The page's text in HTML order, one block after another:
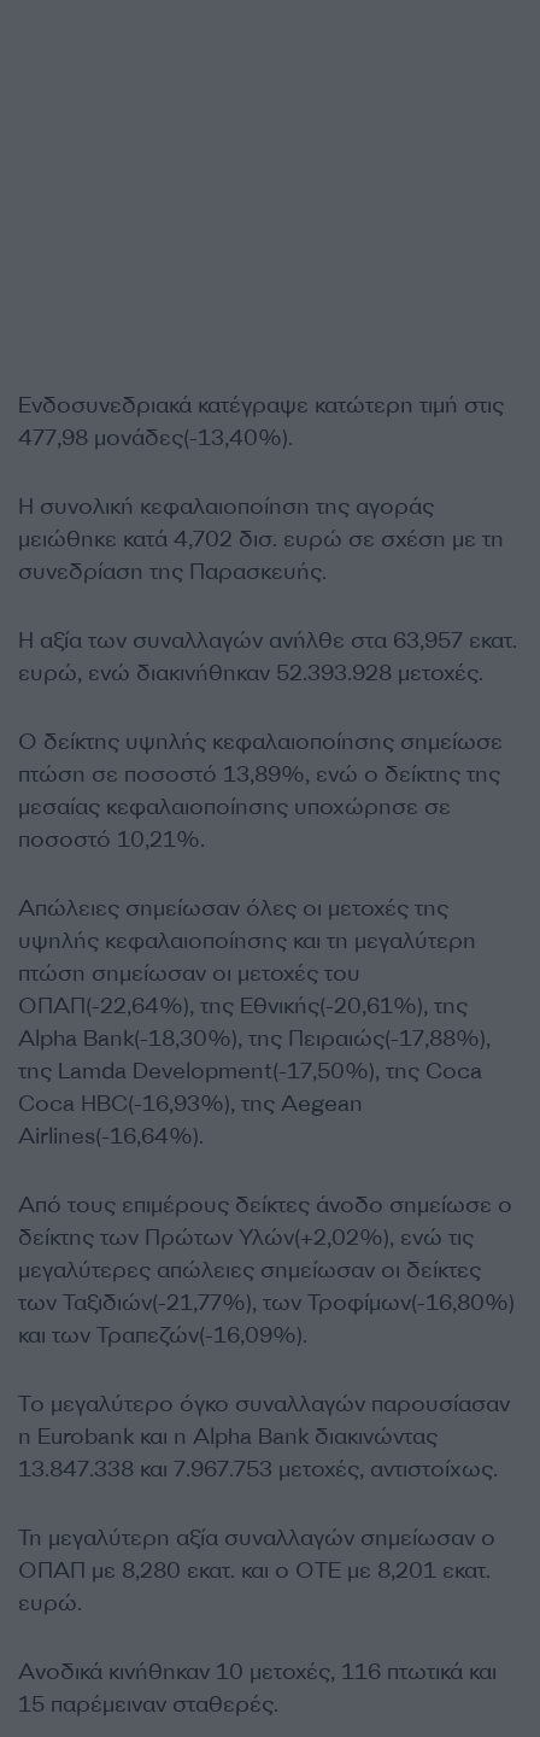
Ενδοσυνεδριακά κατέγραψε κατώτερη τιμή στις
477,98 μονάδες(-13,40%).
Η συνολική κεφαλαιοποίηση της αγοράς
μειώθηκε κατά 4,702 δισ. ευρώ σε σχέση με τη
συνεδρίαση της Παρασκευής.
Η αξία των συναλλαγών ανήλθε στα 63,957 εκατ.
ευρώ, ενώ διακινήθηκαν 52.393.928 μετοχές.
Ο δείκτης υψηλής κεφαλαιοποίησης σημείωσε
πτώση σε ποσοστό 13,89%, ενώ ο δείκτης της
μεσαίας κεφαλαιοποίησης υποχώρησε σε
ποσοστό 10,21%.
Απώλειες σημείωσαν όλες οι μετοχές της
υψηλής κεφαλαιοποίησης και τη μεγαλύτερη
πτώση σημείωσαν οι μετοχές του
ΟΠΑΠ(-22,64%), της Εθνικής(-20,61%), της
Alpha Bank(-18,30%), της Πειραιώς(-17,88%),
της Lamda Development(-17,50%), της Coca
Coca HBC(-16,93%), της Aegean
Airlines(-16,64%).
Από τους επιμέρους δείκτες άνοδο σημείωσε ο
δείκτης των Πρώτων Υλών(+2,02%), ενώ τις
μεγαλύτερες απώλειες σημείωσαν οι δείκτες
των Ταξιδιών(-21,77%), των Τροφίμων(-16,80%)
και των Τραπεζών(-16,09%).
Το μεγαλύτερο όγκο συναλλαγών παρουσίασαν
η Eurobank και η Alpha Bank διακινώντας
13.847.338 και 7.967.753 μετοχές, αντιστοίχως.
Τη μεγαλύτερη αξία συναλλαγών σημείωσαν ο
ΟΠΑΠ με 8,280 εκατ. και ο ΟΤΕ με 8,201 εκατ.
ευρώ.
Ανοδικά κινήθηκαν 10 μετοχές, 116 πτωτικά και
15 παρέμειναν σταθερές.